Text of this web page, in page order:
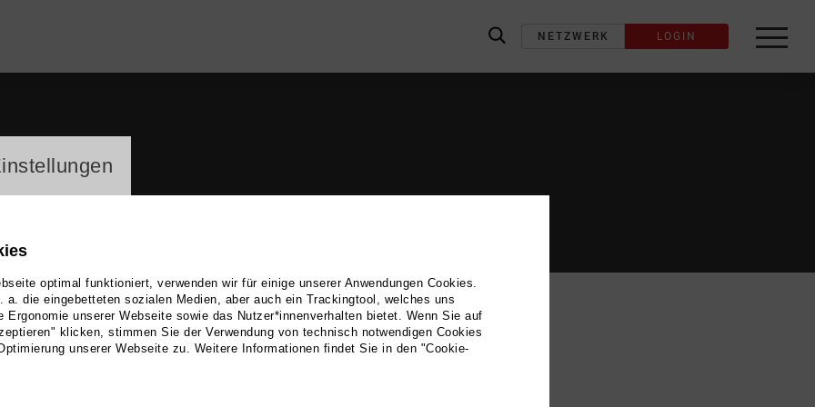
label_search
NETZWERK LOGIN
Aue
optimal funktioniert, verwenden wir für einige unserer Anwendungen Cookies.
a. die eingebetteten sozialen Medien, aber auch ein Trackingtool, welches uns
Ergonomie unserer Webseite sowie das Nutzer*innenverhalten bietet. Wenn Sie auf
klicken, stimmen Sie der Verwendung von technisch notwendigen Cookies
unserer Webseite zu. Weitere Informationen findet Sie in den "Cookie-